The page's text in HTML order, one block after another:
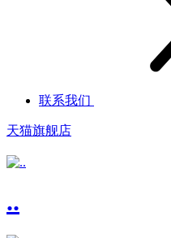
联系我们
天猫旗舰店
..